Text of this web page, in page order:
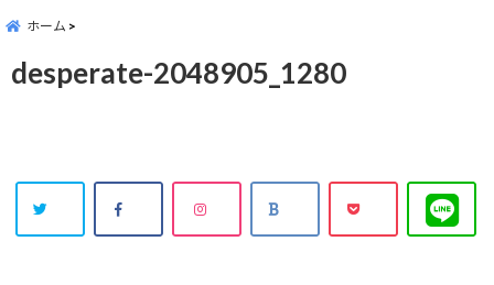
ホーム
desperate-2048905_1280